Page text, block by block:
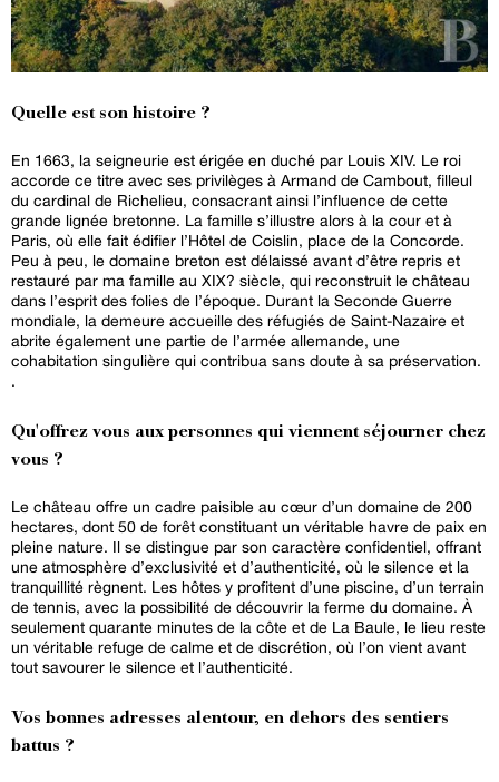
Quelle est son histoire ?
En 1663, la seigneurie est érigée en duché par Louis XIV. Le roi
accorde ce titre avec ses privilèges à Armand de Cambout, filleul
du cardinal de Richelieu, consacrant ainsi l’influence de cette
grande lignée bretonne. La famille s’illustre alors à la cour et à
Paris, où elle fait édifier l’Hôtel de Coislin, place de la Concorde.
Peu à peu, le domaine breton est délaissé avant d’être repris et
restauré par ma famille au XIX? siècle, qui reconstruit le château
dans l’esprit des folies de l’époque. Durant la Seconde Guerre
mondiale, la demeure accueille des réfugiés de Saint-Nazaire et
abrite également une partie de l’armée allemande, une
cohabitation singulière qui contribua sans doute à sa préservation.
.
Qu'offrez vous aux personnes qui viennent séjourner chez
vous ?
Le château offre un cadre paisible au cœur d’un domaine de 200
hectares, dont 50 de forêt constituant un véritable havre de paix en
pleine nature. Il se distingue par son caractère confidentiel, offrant
une atmosphère d’exclusivité et d’authenticité, où le silence et la
tranquillité règnent. Les hôtes y profitent d’une piscine, d’un terrain
de tennis, avec la possibilité de découvrir la ferme du domaine. À
seulement quarante minutes de la côte et de La Baule, le lieu reste
un véritable refuge de calme et de discrétion, où l’on vient avant
tout savourer le silence et l’authenticité.
Vos bonnes adresses alentour, en dehors des sentiers
battus ?